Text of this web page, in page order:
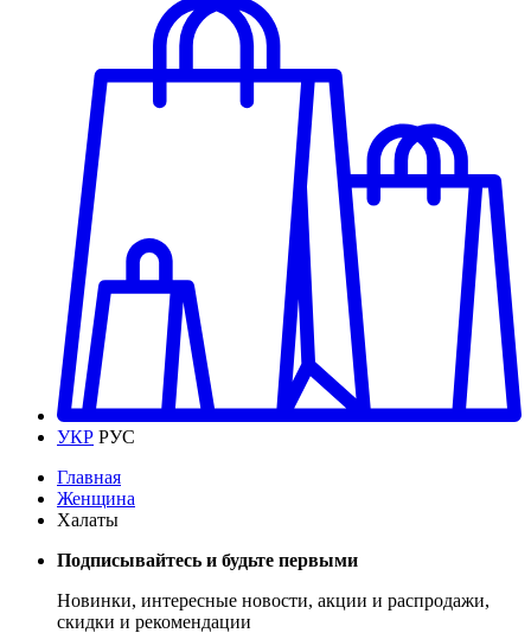
УКР РУС
Главная
Женщина
Халаты
Подписывайтесь и будьте первыми
Новинки, интересные новости, акции и распродажи,
скидки и рекомендации